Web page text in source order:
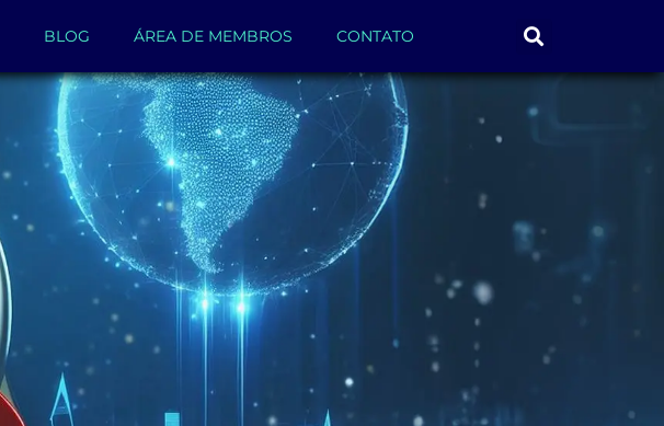
BLOG ÁREA DE MEMBROS CONTATO